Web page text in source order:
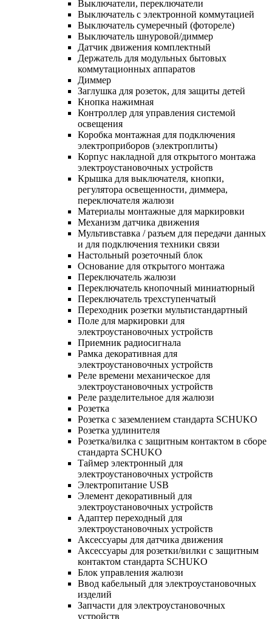
Выключатели, переключатели
Выключатель с электронной коммутацией
Выключатель сумеречный (фотореле)
Выключатель шнуровой/диммер
Датчик движения комплектный
Держатель для модульных бытовых
коммутационных аппаратов
Диммер
Заглушка для розеток, для защиты детей
Кнопка нажимная
Контроллер для управления системой
освещения
Коробка монтажная для подключения
электроприборов (электроплиты)
Корпус накладной для открытого монтажа
электроустановочных устройств
Крышка для выключателя, кнопки,
регулятора освещенности, диммера,
переключателя жалюзи
Материалы монтажные для маркировки
Механизм датчика движения
Мультивставка / разъем для передачи данных
и для подключения техники связи
Настольный розеточный блок
Основание для открытого монтажа
Переключатель жалюзи
Переключатель кнопочный миниатюрный
Переключатель трехступенчатый
Переходник розетки мультистандартный
Поле для маркировки для
электроустановочных устройств
Приемник радиосигнала
Рамка декоративная для
электроустановочных устройств
Реле времени механическое для
электроустановочных устройств
Реле разделительное для жалюзи
Розетка
Розетка с заземлением стандарта SCHUKO
Розетка удлинителя
Розетка/вилка с защитным контактом в сборе
стандарта SCHUKO
Таймер электронный для
электроустановочных устройств
Электропитание USB
Элемент декоративный для
электроустановочных устройств
Адаптер переходный для
электроустановочных устройств
Аксессуары для датчика движения
Аксессуары для розетки/вилки с защитным
контактом стандарта SCHUKO
Блок управления жалюзи
Ввод кабельный для электроустановочных
изделий
Запчасти для электроустановочных
устройств